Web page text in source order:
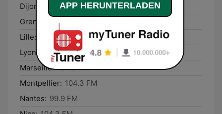
Dijon:
94.8 FM
Grenoble:
104.2 FM
Lille:
103.3 FM
Lyon:
104.2 FM
Marseille: 104.3 FM
Montpellier: 104.3 FM
Nantes: 99.9 FM
APP HERUNTERLADEN